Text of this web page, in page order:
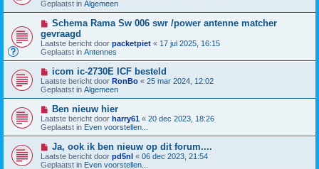
tr
i
c
h
t
u
w
b
e
r
i
c
h
Geplaatst in Algemeen
N
e
u
w
b
e
r
i
c
h
Schema Rama Sw 006 swr /power antenne matcher
gevraagd
Laatste bericht door packetpiet « 17 jul 2025, 16:15
Geplaatst in Antennes
N
i
e
u
w
b
e
r
i
c
h
t
icom ic-2730E ICF besteld
Laatste bericht door RonBo « 25 mar 2024, 12:02
Geplaatst in Algemeen
N
i
e
u
w
b
e
r
Ben nieuw hier
Laatste bericht door harry61 « 20 dec 2023, 18:26
Geplaatst in Even voorstellen...
N
i
e
Ja, ook ik ben nieuw op dit forum....
Laatste bericht door pd5nl « 06 dec 2023, 21:54
Geplaatst in Even voorstellen...